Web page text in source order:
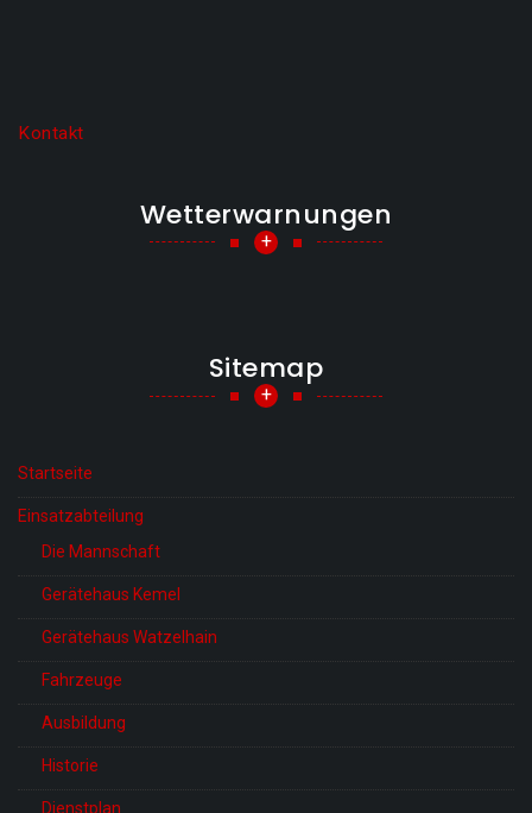
Kontakt
Wetterwarnungen
+
Sitemap
+
Startseite
Einsatzabteilung
Die Mannschaft
Gerätehaus Kemel
Gerätehaus Watzelhain
Fahrzeuge
Ausbildung
Historie
Dienstplan